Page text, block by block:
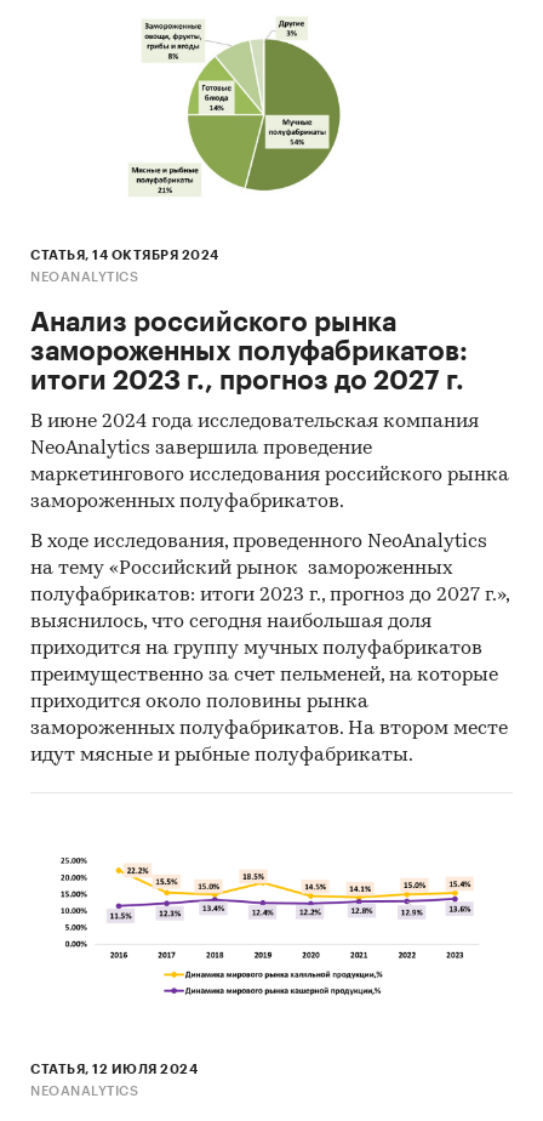
СТАТЬЯ, 14 ОКТЯБРЯ 2024
NEOANALYTICS
Анализ российского рынка
замороженных полуфабрикатов:
итоги 2023 г., прогноз до 2027 г.
В июне 2024 года исследовательская компания
NeoAnalytics завершила проведение
маркетингового исследования российского рынка
замороженных полуфабрикатов.
В ходе исследования, проведенного NeoAnalytics
на тему «Российский рынок замороженных
полуфабрикатов: итоги 2023 г., прогноз до 2027 г.»,
выяснилось, что сегодня наибольшая доля
приходится на группу мучных полуфабрикатов
преимущественно за счет пельменей, на которые
приходится около половины рынка
замороженных полуфабрикатов. На втором месте
идут мясные и рыбные полуфабрикаты.
СТАТЬЯ, 12 ИЮЛЯ 2024
NEOANALYTICS